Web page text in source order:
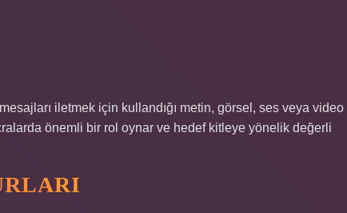
iletmek için kullandığı metin, görsel, ses veya video
önemli bir rol oynar ve hedef kitleye yönelik değerli